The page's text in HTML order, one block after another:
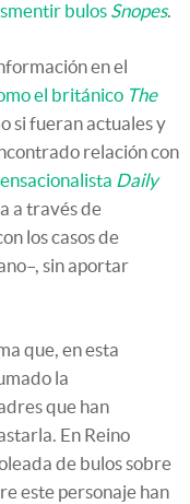
bulos Snopes.
en el
el británico The
si fueran actuales y
relación con
Daily
a través de
los casos de
sin aportar
que, en esta
la
que han
En Reino
de bulos sobre
este personaje han